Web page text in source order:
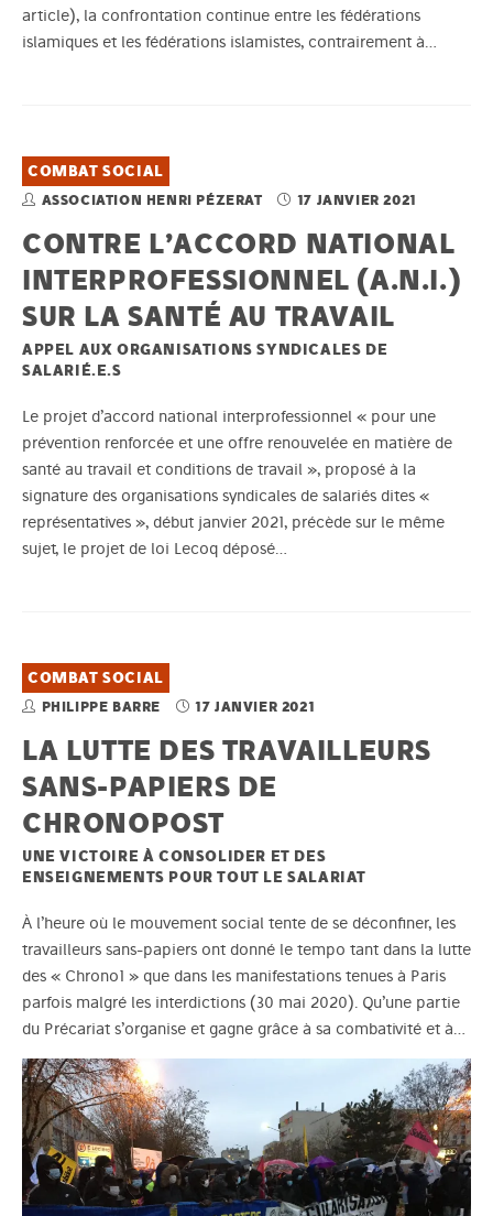
article), la confrontation continue entre les fédérations
islamiques et les fédérations islamistes, contrairement à…
COMBAT SOCIAL
ASSOCIATION HENRI PÉZERAT 17 JANVIER 2021
CONTRE L’ACCORD NATIONAL
INTERPROFESSIONNEL (A.N.I.)
SUR LA SANTÉ AU TRAVAIL
APPEL AUX ORGANISATIONS SYNDICALES DE
SALARIÉ.E.S
Le projet d’accord national interprofessionnel « pour une
prévention renforcée et une offre renouvelée en matière de
santé au travail et conditions de travail », proposé à la
signature des organisations syndicales de salariés dites «
représentatives », début janvier 2021, précède sur le même
sujet, le projet de loi Lecoq déposé…
COMBAT SOCIAL
PHILIPPE BARRE 17 JANVIER 2021
LA LUTTE DES TRAVAILLEURS
SANS-PAPIERS DE
CHRONOPOST
UNE VICTOIRE À CONSOLIDER ET DES
ENSEIGNEMENTS POUR TOUT LE SALARIAT
À l’heure où le mouvement social tente de se déconfiner, les
travailleurs sans-papiers ont donné le tempo tant dans la lutte
des « Chrono1 » que dans les manifestations tenues à Paris
parfois malgré les interdictions (30 mai 2020). Qu’une partie
du Précariat s’organise et gagne grâce à sa combativité et à…